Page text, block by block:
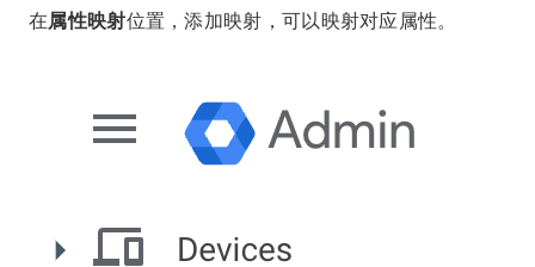
在属性映射位置，添加映射，可以映射对应属性。